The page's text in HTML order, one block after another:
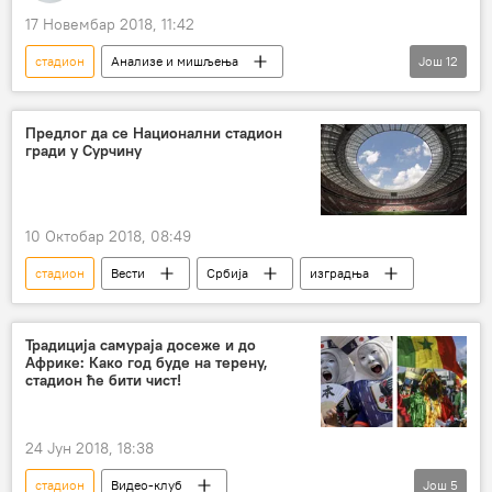
17 Новембар 2018, 11:42
стадион
Анализе и мишљења
Коментари и Аналитика
Србија
Иван Ђорђевић
Милан Мариновић
Вања Бајовић
хулигани
лични подаци
Још 12
Предлог да се Национални стадион
гради у Сурчину
10 Октобар 2018, 08:49
стадион Вести Србија изградња
Традиција самураја досеже и до
Африке: Како год буде на терену,
стадион ће бити чист!
24 Јун 2018, 18:38
стадион
Видео-клуб
Још 5